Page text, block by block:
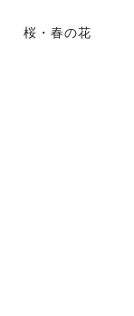
桜・春の花